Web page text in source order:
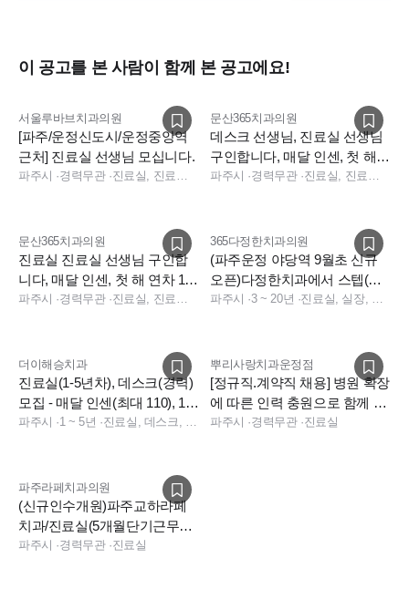
이 공고를 본 사람이 함께 본 공고에요!
서울루바브치과의원
[파주/운정신도시/운정중앙역
근처] 진료실 선생님 모십니다.
파주시 ·경력무관·
문산365치과의원
데스크 선생님, 진료실 선생님
구인합니다, 매달 인센, 첫 해
연차 15개, 최고대우
파주시 ·경력무관·
문산365치과의원
진료실 진료실 선생님 구인합
니다, 매달 인센, 첫 해 연차 15
개, 최고대우
파주시 ·경력무관·
365다정한치과의원
(파주운정 야당역 9월초 신규
오픈)다정한치과에서 스텝(주5
진료실, 일요일고정알바) 모십
파주시 ·3 ~ 20년 ·
더이해승치과
진료실(1-5년차), 데스크(경력)
모집 - 매달 인센(최대 110), 1인
오피스텔
파주시 ·1 ~ 5년 ·
뿌리사랑치과운정점
[정규직.계약직 채용] 병원 확장
에 따른 인력 충원으로 함께 성
장할 인재를 모집합니다
파주시 ·경력무관·진료실
파주라페치과의원
(신규인수개원)파주교하라페
치과/진료실(5개월단기근무가
능)/야간x/연차/수요일휴무/인
파주시 ·경력무관·진료실